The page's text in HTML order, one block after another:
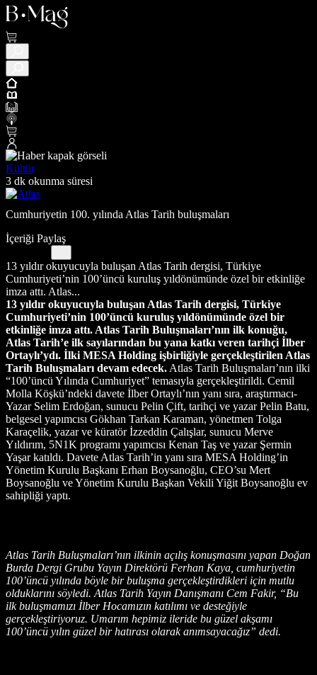
Kültür
3 dk okunma süresi
Cumhuriyetin 100. yılında Atlas Tarih buluşmaları
İçeriği Paylaş
13 yıldır okuyucuyla buluşan Atlas Tarih dergisi, Türkiye
Cumhuriyeti’nin 100’üncü kuruluş yıldönümünde özel bir etkinliğe
imza attı. Atlas...
13 yıldır okuyucuyla buluşan Atlas Tarih dergisi, Türkiye
Cumhuriyeti’nin 100’üncü kuruluş yıldönümünde özel bir
etkinliğe imza attı. Atlas Tarih Buluşmaları’nın ilk konuğu,
Atlas Tarih’e ilk sayılarından bu yana katkı veren tarihçi İlber
Ortaylı’ydı. İlki MESA Holding işbirliğiyle gerçekleştirilen Atlas
Tarih Buluşmaları devam edecek. Atlas Tarih Buluşmaları’nın ilki
“100’üncü Yılında Cumhuriyet” temasıyla gerçekleştirildi. Cemil
Molla Köşkü’ndeki davete İlber Ortaylı’nın yanı sıra, araştırmacı-
Yazar Selim Erdoğan, sunucu Pelin Çift, tarihçi ve yazar Pelin Batu,
belgesel yapımcısı Gökhan Tarkan Karaman, yönetmen Tolga
Karaçelik, yazar ve küratör İzzeddin Çalışlar, sunucu Merve
Yıldırım, 5N1K programı yapımcısı Kenan Taş ve yazar Şermin
Yaşar katıldı. Davete Atlas Tarih’in yanı sıra MESA Holding’in
Yönetim Kurulu Başkanı Erhan Boysanoğlu, CEO’su Mert
Boysanoğlu ve Yönetim Kurulu Başkan Vekili Yiğit Boysanoğlu ev
sahipliği yaptı.
Atlas Tarih Buluşmaları’nın ilkinin açılış konuşmasını yapan Doğan
Burda Dergi Grubu Yayın Direktörü Ferhan Kaya, cumhuriyetin
100’üncü yılında böyle bir buluşma gerçekleştirdikleri için mutlu
olduklarını söyledi. Atlas Tarih Yayın Danışmanı Cem Fakir, “Bu
ilk buluşmamızı İlber Hocamızın katılımı ve desteğiyle
gerçekleştiriyoruz. Umarım hepimiz ileride bu güzel akşamı
100’üncü yılın güzel bir hatırası olarak anımsayacağız” dedi.